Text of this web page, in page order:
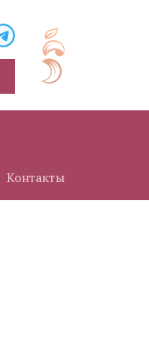
Контакты